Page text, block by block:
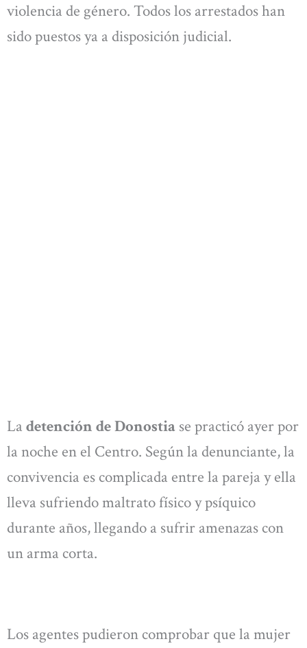
violencia de género. Todos los arrestados han
sido puestos ya a disposición judicial.
La detención de Donostia se practicó ayer por
la noche en el Centro. Según la denunciante, la
convivencia es complicada entre la pareja y ella
lleva sufriendo maltrato físico y psíquico
durante años, llegando a sufrir amenazas con
un arma corta.
Los agentes pudieron comprobar que la mujer